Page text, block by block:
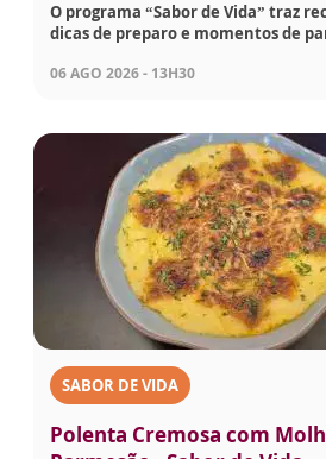
O programa “Sabor de Vida” traz
dicas de preparo e momentos de
06 AGO 2026 - 13H30
SABOR DE VIDA
Polenta Cremosa com